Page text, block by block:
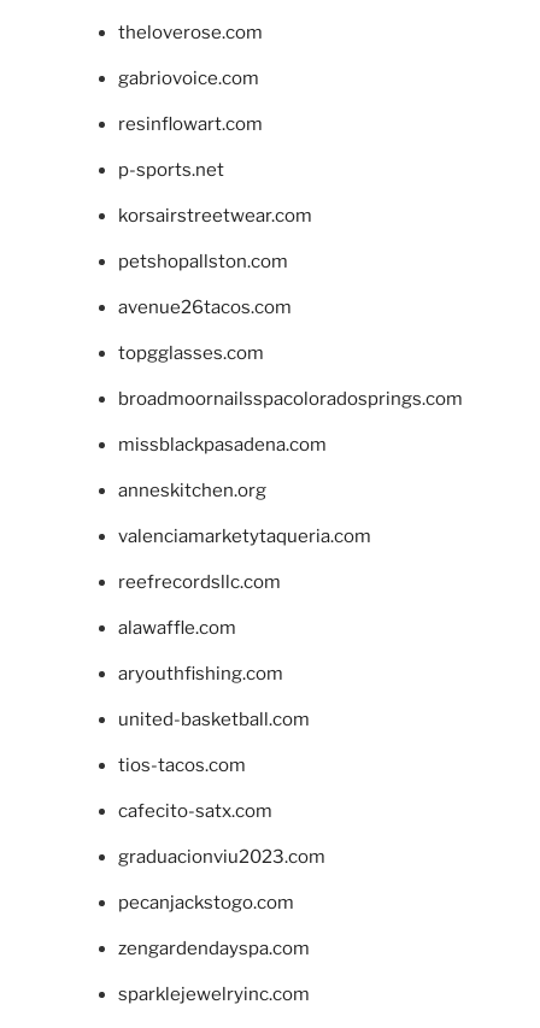
theloverose.com
gabriovoice.com
resinflowart.com
p-sports.net
korsairstreetwear.com
petshopallston.com
avenue26tacos.com
topgglasses.com
broadmoornailsspacoloradosprings.com
missblackpasadena.com
anneskitchen.org
valenciamarketytaqueria.com
reefrecordsllc.com
alawaffle.com
aryouthfishing.com
united-basketball.com
tios-tacos.com
cafecito-satx.com
graduacionviu2023.com
pecanjackstogo.com
zengardendayspa.com
sparklejewelryinc.com